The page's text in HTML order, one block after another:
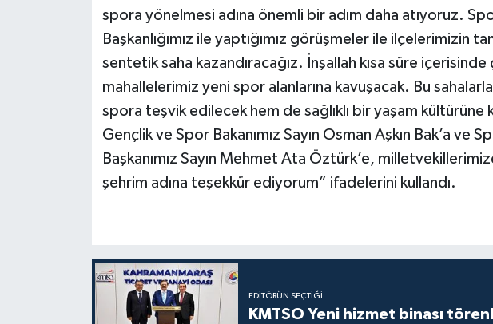
spora yönelmesi adına önemli bir adım daha atıyoruz.
Başkanlığımız ile yaptığımız görüşmeler ile ilçelerimizin
sentetik saha kazandıracağız. İnşallah kısa süre içerisinde
mahallelerimiz yeni spor alanlarına kavuşacak. Bu
spora teşvik edilecek hem de sağlıklı bir yaşam kültürüne
Gençlik ve Spor Bakanımız Sayın Osman Aşkın Bak’a ve
Başkanımız Sayın Mehmet Ata Öztürk’e,
şehrim adına teşekkür ediyorum” ifadelerini kullandı.
EDITÖRÜN SEÇTIĞI
KMTSO Yeni hizmet binası